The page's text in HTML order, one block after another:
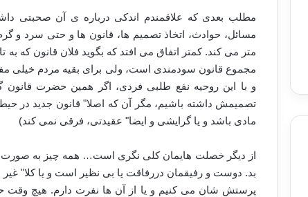
مطلب بعدی که علاقمندم اندکی درباره ی آن صحبتی
مسائل، حوادث، اتخاذ تصمیم ها، قانون ها و حتی سرد و
متر می کند. کمتر اتفاق می افتد که بگوید فلان قانون
مجموع قانون سودمندی است، ولی برای بقیه مردم خیلی
و با این روحیه نفع طلبی فردی، اگر همین حضرت قانون
تصمیمش داشته باشیم، مگر آن که اصلا" قانون جدید در
مادی باشد و یا گرایشی و ایضا" عقیدتی، فرقی نمی کند)
از دیگر خصلت هایمان کلی نگری است… همه چیز به
بد. دوست و رفیقمان دررفاقت یا بی نظیر است و یا کلا"
پرستش شان می کنیم و یا از آن ها نفرت دارم. هیچ وقت